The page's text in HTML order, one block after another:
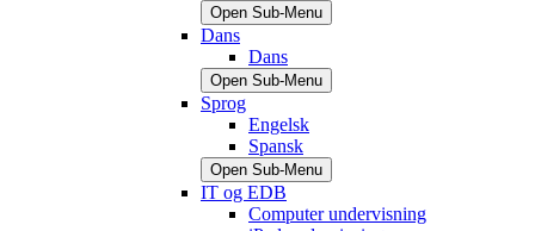
Open Sub-Menu
Dans
Dans
Open Sub-Menu
Sprog
Engelsk
Spansk
Open Sub-Menu
IT og EDB
Computer undervisning